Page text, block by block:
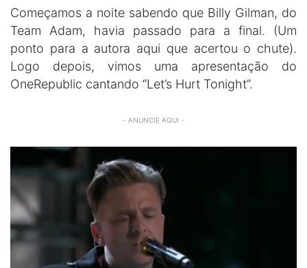
Começamos a noite sabendo que Billy Gilman, do
Team Adam, havia passado para a final. (Um
ponto para a autora aqui que acertou o chute).
Logo depois, vimos uma apresentação do
OneRepublic cantando “Let’s Hurt Tonight”.
- ANUNCIE AQUI -